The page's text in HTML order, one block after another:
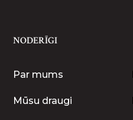
NODERĪGI
Par mums
Mūsu draugi